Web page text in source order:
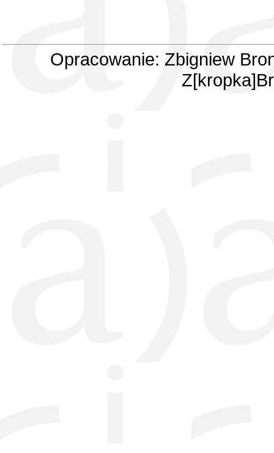
Opracowanie: Zbigniew